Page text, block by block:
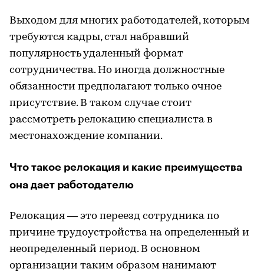
Выходом для многих работодателей, которым
требуются кадры, стал набравший
популярность удаленный формат
сотрудничества. Но иногда должностные
обязанности предполагают только очное
присутствие. В таком случае стоит
рассмотреть релокацию специалиста в
местонахождение компании.
Что такое релокация и какие преимущества
она дает работодателю
Релокация — это переезд сотрудника по
причине трудоустройства на определенный и
неопределенный период. В основном
организации таким образом нанимают